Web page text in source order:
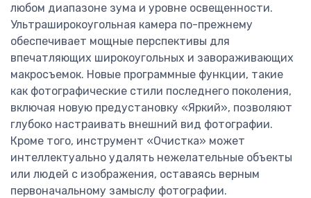
любом диапазоне зума и уровне освещенности.
Ультраширокоугольная камера по-прежнему
обеспечивает мощные перспективы для
впечатляющих широкоугольных и завораживающих
макросъемок. Новые программные функции, такие
как фотографические стили последнего поколения,
включая новую предустановку «Яркий», позволяют
глубоко настраивать внешний вид фотографии.
Кроме того, инструмент «Очистка» может
интеллектуально удалять нежелательные объекты
или людей с изображения, оставаясь верным
первоначальному замыслу фотографии.